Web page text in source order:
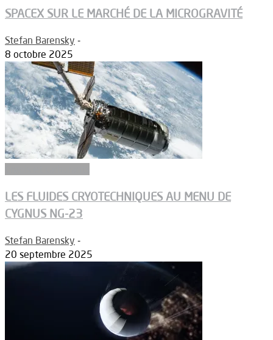
SPACEX SUR LE MARCHÉ DE LA MICROGRAVITÉ
Stefan Barensky -
8 octobre 2025
LES FLUIDES CRYOTECHNIQUES AU MENU DE
CYGNUS NG-23
Stefan Barensky -
20 septembre 2025